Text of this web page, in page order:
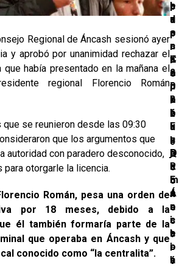
Regional de Áncash sesionó ayer
y aprobó por unanimidad rechazar el
había presentado en la mañana el
regional Florencio Román
se reunieron desde las 09:30
que los argumentos que
autoridad con paradero desconocido,
otorgarle la licencia.
Román, pesa una orden de
por 18 meses, debido a la
él también formaría parte de la
que operaba en Áncash y que
conocido como “la centralita”.
b
a
p
r
i
o
r
i
z
a
l
a
c
o
n
e
c
t
i
v
p
u
e
s
t
a
p
o
r
l
a
D
R
E
Á
n
c
a
s
h
l
a
s
c
a
2
0
2
6
:
¿
Q
u
i
é
n
s
e
r
á
e
d
o
:
K
e
i
k
o
F
u
j
i
m
o
r
i
c
o
n
e
s
e
n
C
o
n
c
h
u
c
o
s
r
e
c
i
b
i
r